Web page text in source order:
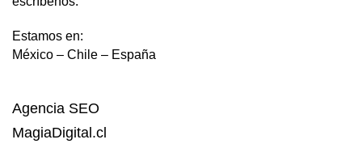
Estamos en:
México – Chile – España
Agencia SEO
MagiaDigital.cl